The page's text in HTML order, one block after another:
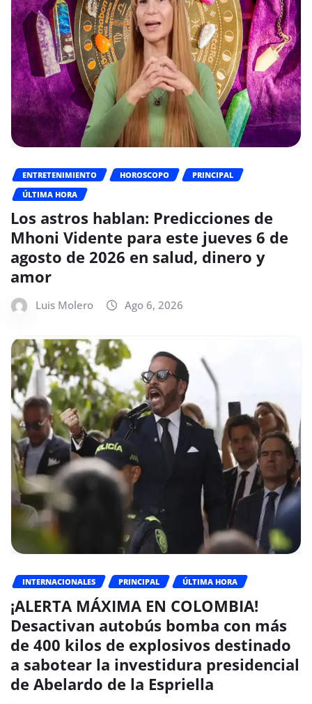
ENTRETENIMIENTO HOROSCOPO
PRINCIPAL
ÚLTIMA HORA
Los astros hablan: Predicciones de
Mhoni Vidente para este jueves 6 de
agosto de 2026 en salud, dinero y
amor
Luis Molero Ago 6, 2026
INTERNACIONALES PRINCIPAL ÚLTIMA HORA
¡ALERTA MÁXIMA EN COLOMBIA!
Desactivan autobús bomba con más
de 400 kilos de explosivos destinado
a sabotear la investidura presidencial
de Abelardo de la Espriella